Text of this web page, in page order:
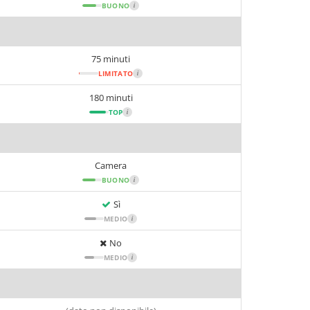
BUONO i
75 minuti
LIMITATO i
180 minuti
TOP i
Camera
BUONO i
Sì
MEDIO i
No
MEDIO i